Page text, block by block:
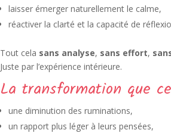
laisser émerger naturellement le calme,
réactiver la clarté et la capacité de
Tout cela sans analyse, sans effort,
Juste par l’expérience intérieure.
La transformation que
une diminution des ruminations,
un rapport plus léger à leurs pensées,